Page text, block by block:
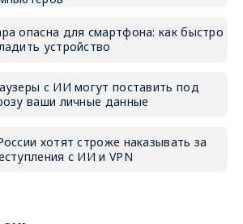
опасна для смартфона: как быстро
устройство
с ИИ могут поставить под
ваши личные данные
хотят строже наказывать за
с ИИ и VPN